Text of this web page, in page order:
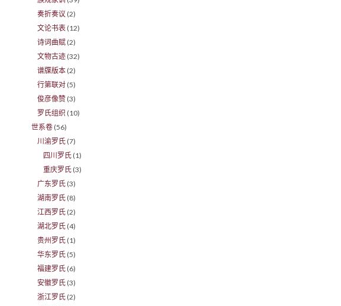
奏折奏议 (2)
文论书表 (12)
诗词曲赋 (2)
文物古迹 (32)
谱牒版本 (2)
行第联对 (5)
俊彦像赞 (3)
罗氏组织 (10)
世系卷 (56)
川渝罗氏 (7)
四川罗氏 (1)
重庆罗氏 (3)
广东罗氏 (3)
湖南罗氏 (8)
江西罗氏 (2)
湖北罗氏 (4)
贵州罗氏 (1)
华东罗氏 (5)
福建罗氏 (6)
安徽罗氏 (3)
浙江罗氏 (2)